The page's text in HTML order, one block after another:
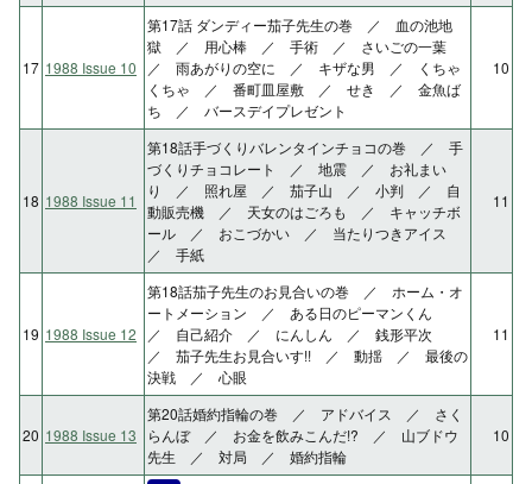
17 1988 Issue 10
第17話 ダンディー茄子先生の巻 ／ 血の池地
獄 ／ 用心棒 ／ 手術 ／ さいごの一葉
／ 雨あがりの空に ／ キザな男 ／ くちゃ
くちゃ ／ 番町皿屋敷 ／ せき ／ 金魚ば
ち ／ バースデイプレゼント
10
18 1988 Issue 11
第18話手づくりバレンタインチョコの巻 ／ 手
づくりチョコレート ／ 地震 ／ お礼まい
り ／ 照れ屋 ／ 茄子山 ／ 小判 ／ 自
動販売機 ／ 天女のはごろも ／ キャッチボ
ール ／ おこづかい ／ 当たりつきアイス
／ 手紙
11
19 1988 Issue 12
第18話茄子先生のお見合いの巻 ／ ホーム・オ
ートメーション ／ ある日のピーマンくん
／ 自己紹介 ／ にんしん ／ 銭形平次
／ 茄子先生お見合いす!! ／ 動揺 ／ 最後の
決戦 ／ 心眼
11
20 1988 Issue 13
第20話婚約指輪の巻 ／ アドバイス ／ さく
らんぼ ／ お金を飲みこんだ!? ／ 山ブドウ
先生 ／ 対局 ／ 婚約指輪
10